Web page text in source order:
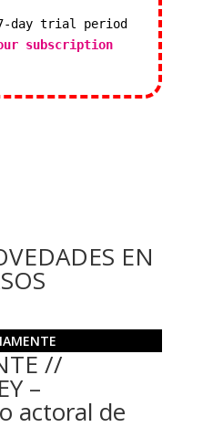
day trial period
subscription
EN
//
–
actoral de